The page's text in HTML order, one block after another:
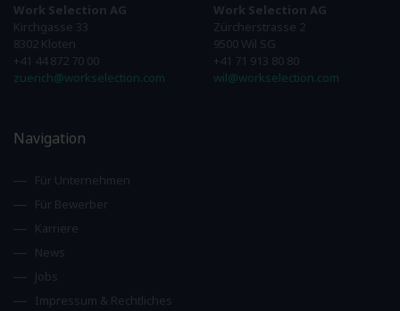
Work Selection AG
Kirchgasse 33
8302 Kloten
+41 44 872 70 00
zuerich@workselection.com
Work Selection AG
Zürcherstrasse 2
9500 Wil SG
+41 71 913 80 80
wil@workselection.com
Navigation
Für Unternehmen
Für Bewerber
Karriere
News
Jobs
Impressum & Rechtliches